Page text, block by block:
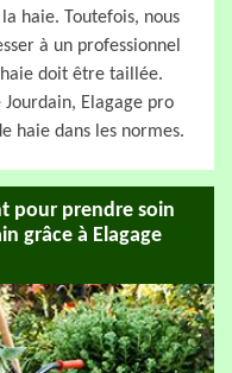
haie. Toutefois, nous
à un professionnel
doit être taillée.
Jourdain, Elagage pro
haie dans les normes.
pour prendre soin
grâce à Elagage